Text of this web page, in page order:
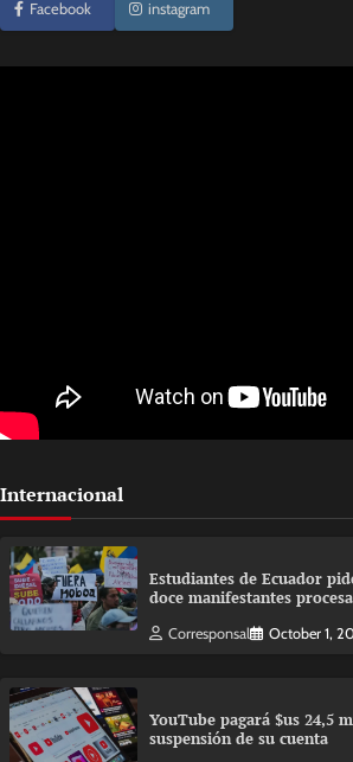
Facebook instagram
Internacional
Estudiantes de Ecuador
doce manifestantes
Corresponsal October 1,
YouTube pagará $us 24,5
suspensión de su cuenta